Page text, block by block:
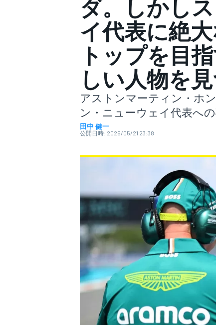
スーパーフォーミュラ
スーパーGT
WEC
ダ。しかし
イ代表に絶
トップを目
しい人物を見
アストンマーティン・ホ
ン・ニューウェイ代表へ
田中 健一
公開日時: 2026/05/21 23:38